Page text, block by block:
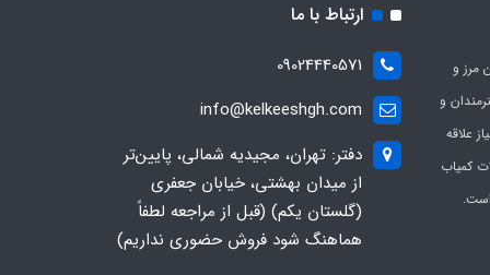
مرز و
هنرمندان و
علاقه
کمیاب
ارتباط با ما
09024440571
info@kelkeeshgh.com
دفتر: تهران، مجیدیه شمالی، پایین‌تر
از میدان بهشتی، خیابان جعفری
(گلستان یکم) (قبل از مراجعه لطفاً
هماهنگ شود فروش حضوری نداریم)